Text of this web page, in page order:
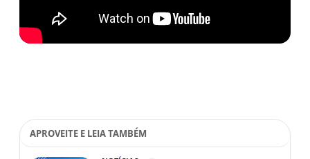
APROVEITE E LEIA TAMBÉM